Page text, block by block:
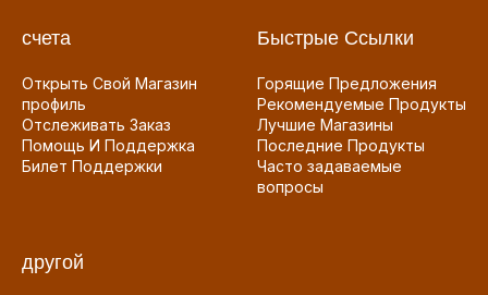
счета
Открыть Свой Магазин
профиль
Отслеживать Заказ
Помощь И Поддержка
Билет Поддержки
Быстрые Ссылки
Горящие Предложения
Рекомендуемые Продукты
Лучшие Магазины
Последние Продукты
Часто задаваемые
вопросы
другой